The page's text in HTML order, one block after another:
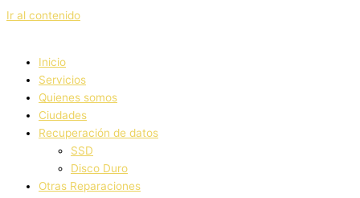
Ir al contenido
Inicio
Servicios
Quienes somos
Ciudades
Recuperación de datos
SSD
Disco Duro
Otras Reparaciones